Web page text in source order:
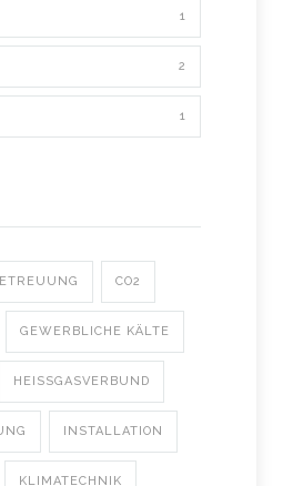
1
2
1
CO2
GEWERBLICHE KÄLTE
HEISSGASVERBUND
INSTALLATION
KLIMATECHNIK